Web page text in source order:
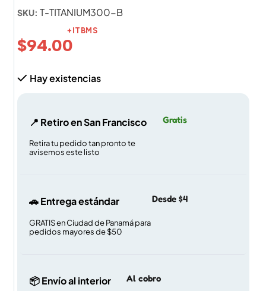
SKU: T-TITANIUM300-B
$94.00
+ITBMS
Hay existencias
📍 Retiro en San Francisco
Retira tu pedido tan pronto te
avisemos este listo
Gratis
🚗 Entrega estándar
GRATIS en Ciudad de Panamá para
pedidos mayores de $50
Desde $4
📦 Envío al interior Al cobro